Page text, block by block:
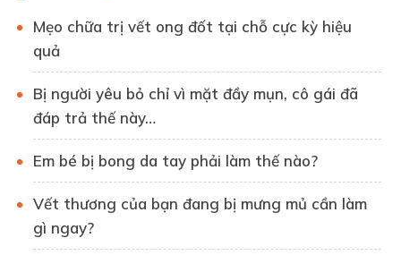
Mẹo chữa trị vết ong đốt tại chỗ cực kỳ hiệu
quả
Bị người yêu bỏ chỉ vì mặt đầy mụn, cô gái đã
đáp trả thế này…
Em bé bị bong da tay phải làm thế nào?
Vết thương của bạn đang bị mưng mủ cần làm
gì ngay?